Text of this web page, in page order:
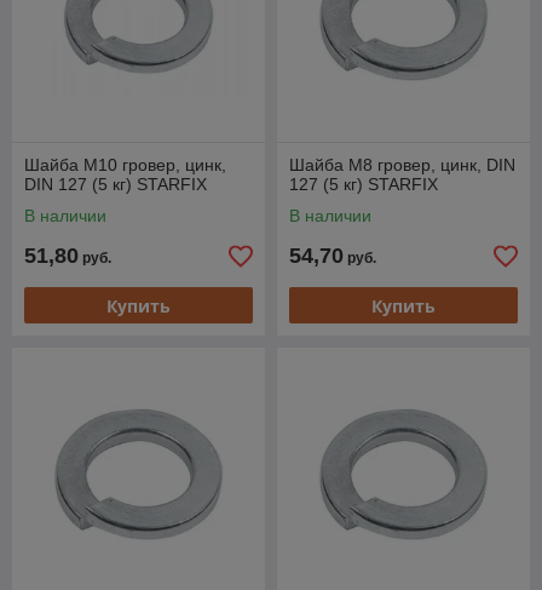
Шайба М10 гровер, цинк,
DIN 127 (5 кг) STARFIX
В наличии
51,80 руб.
Купить
Шайба М8 гровер, цинк, DIN
127 (5 кг) STARFIX
В наличии
54,70 руб.
Купить